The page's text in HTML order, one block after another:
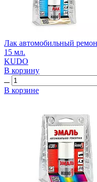
Лак автомобильный
15 мл.
KUDO
В корзину
В корзине